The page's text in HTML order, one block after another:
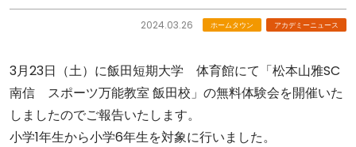
2024.03.26 ホームタウン アカデミーニュース
3月23日（土）に飯田短期大学 体育館にて「松本山雅SC
南信 スポーツ万能教室 飯田校」の無料体験会を開催いた
しましたのでご報告いたします。
小学1年生から小学6年生を対象に行いました。